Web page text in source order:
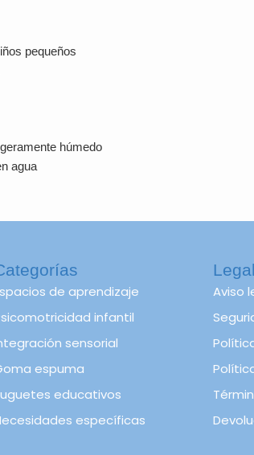
pequeños
húmedo
agua
de aprendizaje
infantil
sensorial
espuma
educativos
específicas
Legal
Aviso